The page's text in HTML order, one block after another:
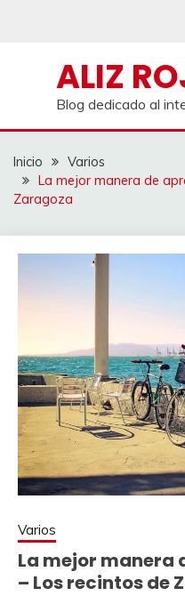
ALIZ
Blog dedicado al
Inicio
Varios
La mejor manera de
Zaragoza
Varios
La mejor manera
– Los recintos de